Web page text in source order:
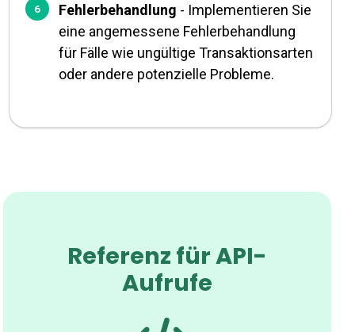
Fehlerbehandlung - Implementieren Sie
eine angemessene Fehlerbehandlung
für Fälle wie ungültige Transaktionsarten
oder andere potenzielle Probleme.
Referenz für API-
Aufrufe